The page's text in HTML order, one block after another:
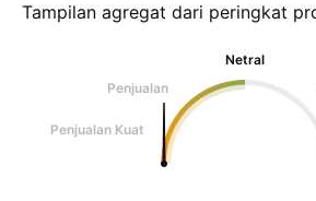
Tampilan agregat dari peringkat
Netral
Penjualan
Penjualan Kuat